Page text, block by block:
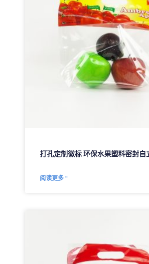
打孔定制徽标 环保水果塑料密封自
阅读更多 "